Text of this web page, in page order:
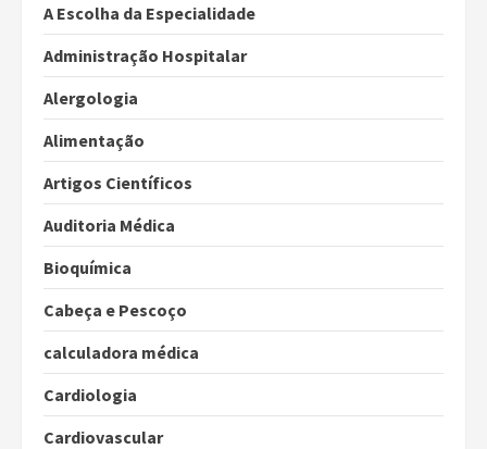
A Escolha da Especialidade
Administração Hospitalar
Alergologia
Alimentação
Artigos Científicos
Auditoria Médica
Bioquímica
Cabeça e Pescoço
calculadora médica
Cardiologia
Cardiovascular